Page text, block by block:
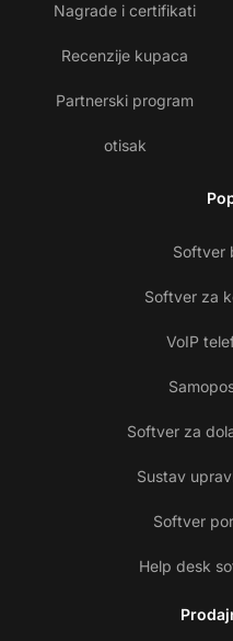
Nagrade i certifikati
Recenzije kupaca
Partnerski program
otisak
Softver
Softver za
VoIP
Softver za
Sustav
Softver
Help desk